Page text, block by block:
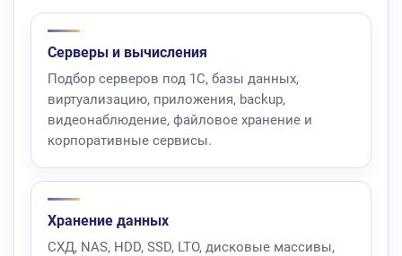
Серверы и вычисления
Подбор серверов под 1С, базы данных,
виртуализацию, приложения, backup,
видеонаблюдение, файловое хранение и
корпоративные сервисы.
Хранение данных
СХД, NAS, HDD, SSD, LTO, дисковые массивы,